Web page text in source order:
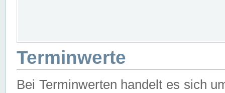
Terminwerte
Bei Terminwerten handelt es sich